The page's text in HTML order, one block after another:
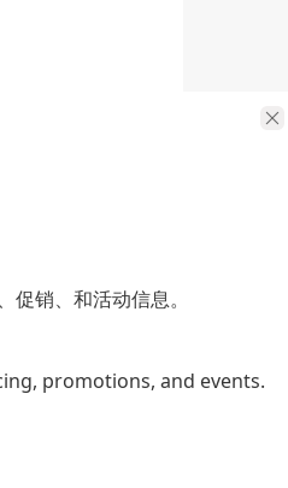
销、和活动信息。
promotions, and events.
文件